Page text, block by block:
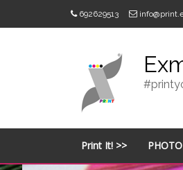
692629513
Print It! >>